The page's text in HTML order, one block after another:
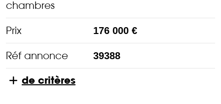
chambres
Prix 176 000 €
Réf annonce 39388
de critères